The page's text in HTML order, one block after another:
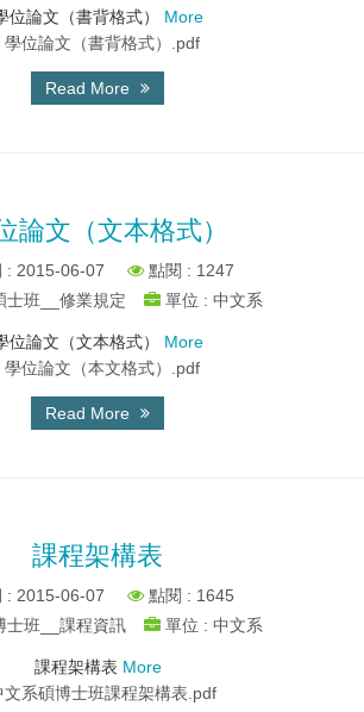
位論文（書背格式） More
學位論文（書背格式）.pdf
Read More
論文（文本格式）
: 2015-06-07
點閱 : 1247
士班__修業規定
單位 : 中文系
位論文（文本格式） More
學位論文（本文格式）.pdf
Read More
課程架構表
: 2015-06-07
點閱 : 1645
士班__課程資訊
單位 : 中文系
課程架構表 More
文系碩博士班課程架構表.pdf